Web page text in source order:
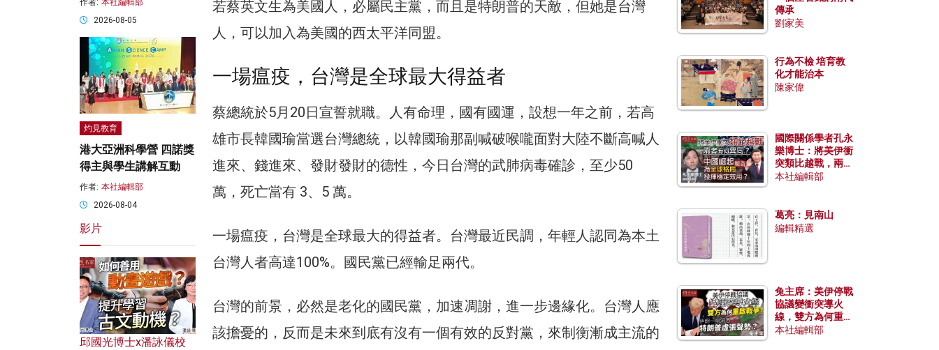
若蔡英文生為美國人，必屬民主黨，而且是特朗普的天敵，但她是台灣
人，可以加入為美國的西太平洋同盟。
一場瘟疫，台灣是全球最大得益者
蔡總統於5月20日宣誓就職。人有命理，國有國運，設想一年之前，若高
雄市長韓國瑜當選台灣總統，以韓國瑜那副喊破喉嚨面對大陸不斷高喊人
進來、錢進來、發財發財的德性，今日台灣的武肺病毒確診，至少50
萬，死亡當有 3、5 萬。
一場瘟疫，台灣是全球最大的得益者。台灣最近民調，年輕人認同為本土
台灣人者高達100%。國民黨已經輸足兩代。
台灣的前景，必然是老化的國民黨，加速凋謝，進一步邊緣化。台灣人應
該擔憂的，反而是未來到底有沒有一個有效的反對黨，來制衡漸成主流的
作者: 本社編輯部
2026-08-05
灼見教育
港大亞洲科學營 四諾獎
得主與學生講解互動
作者: 本社編輯部
2026-08-04
影片
邱國光博士x潘詠儀校
傳承
劉家美
行為不檢 培育教
化才能治本
陳家偉
國際關係學者孔永
樂博士：將美伊衝
突類比越戰，兩者
有何異同？中國崛
本社編輯部
葛亮：見南山
編輯精選
兔主席：美伊停戰
協議變衝突導火
線，雙方為何重啟
戰爭？伊朗一早洞
本社編輯部